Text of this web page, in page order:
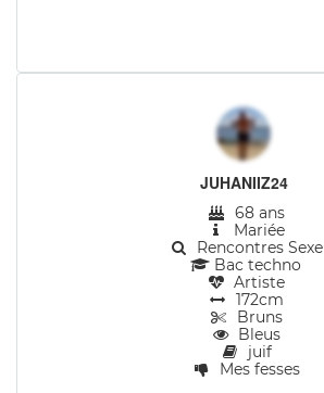
JUHANIIZ24
68 ans
Mariée
Rencontres Sexe
Bac techno
Artiste
172cm
Bruns
Bleus
juif
Mes fesses